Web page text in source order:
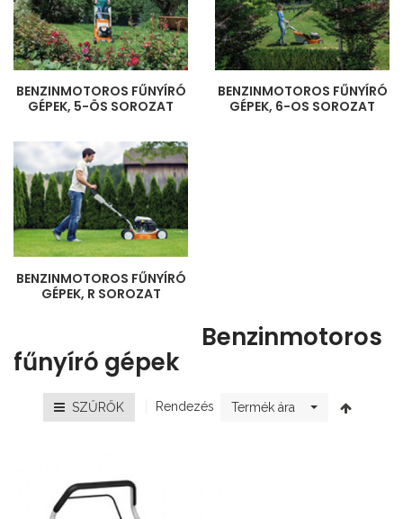
BENZINMOTOROS FŰNYÍRÓ
GÉPEK, 5-ÖS SOROZAT
BENZINMOTOROS FŰNYÍRÓ
GÉPEK, 6-OS SOROZAT
BENZINMOTOROS FŰNYÍRÓ
GÉPEK, R SOROZAT
Benzinmotoros
fűnyíró gépek
SZŰRŐK Rendezés Termék ára